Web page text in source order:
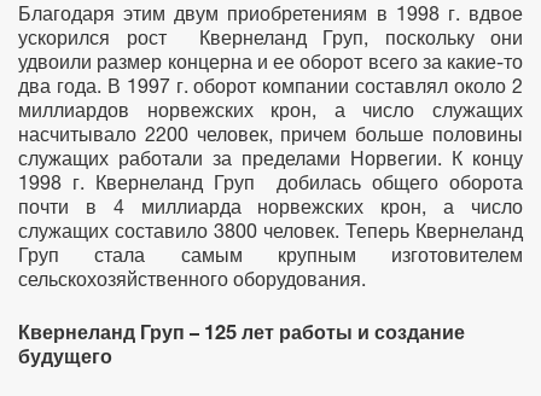
Благодаря этим двум приобретениям в 1998 г. вдвое
ускорился рост Квернеланд Груп, поскольку они
удвоили размер концерна и ее оборот всего за какие-то
два года. В 1997 г. оборот компании составлял около 2
миллиардов норвежских крон, а число служащих
насчитывало 2200 человек, причем больше половины
служащих работали за пределами Норвегии. К концу
1998 г. Квернеланд Груп добилась общего оборота
почти в 4 миллиарда норвежских крон, а число
служащих составило 3800 человек. Теперь Квернеланд
Груп стала самым крупным изготовителем
сельскохозяйственного оборудования.
Квернеланд Груп – 125 лет работы и создание
будущего